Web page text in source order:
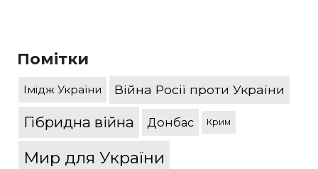
Помітки
Імідж України Війна Росії проти України
Гібридна війна Донбас Крим
Мир для України